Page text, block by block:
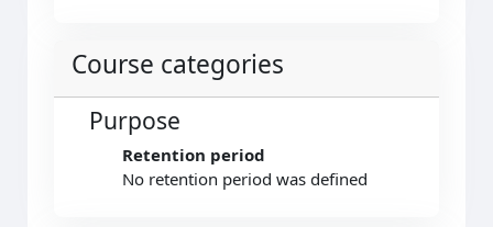
Course categories
Purpose
Retention period
No retention period was defined